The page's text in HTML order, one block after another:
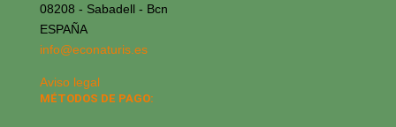
08208 - Sabadell - Bcn
ESPAÑA
info@econaturis.es
Aviso legal
MÉTODOS DE PAGO: